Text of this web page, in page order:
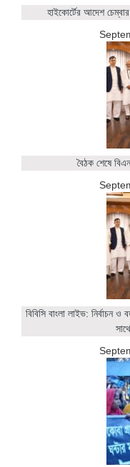
হাইকোর্টের আদেশ
বৈঠক শেষে
বিবিসি বাংলা লাইভ: নির্বাচন ও